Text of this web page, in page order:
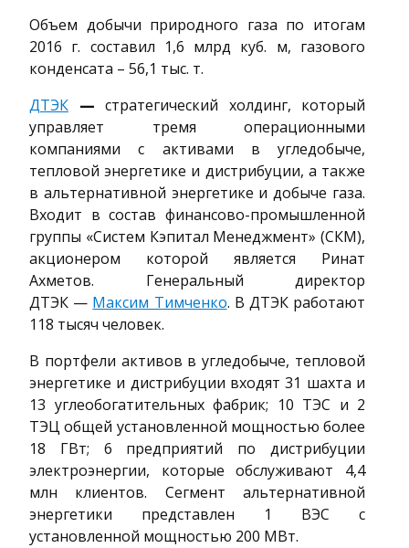
Объем добычи природного газа по итогам
2016 г. составил 1,6 млрд куб. м, газового
конденсата – 56,1 тыс. т.
ДТЭК — стратегический холдинг, который
управляет тремя операционными
компаниями с активами в угледобыче,
тепловой энергетике и дистрибуции, а также
в альтернативной энергетике и добыче газа.
Входит в состав финансово-промышленной
группы «Систем Кэпитал Менеджмент» (СКМ),
акционером которой является Ринат
Ахметов. Генеральный директор
ДТЭК — Максим Тимченко. В ДТЭК работают
118 тысяч человек.
В портфели активов в угледобыче, тепловой
энергетике и дистрибуции входят 31 шахта и
13 углеобогатительных фабрик; 10 ТЭС и 2
ТЭЦ общей установленной мощностью более
18 ГВт; 6 предприятий по дистрибуции
электроэнергии, которые обслуживают 4,4
млн клиентов. Сегмент альтернативной
энергетики представлен 1 ВЭС с
установленной мощностью 200 МВт.